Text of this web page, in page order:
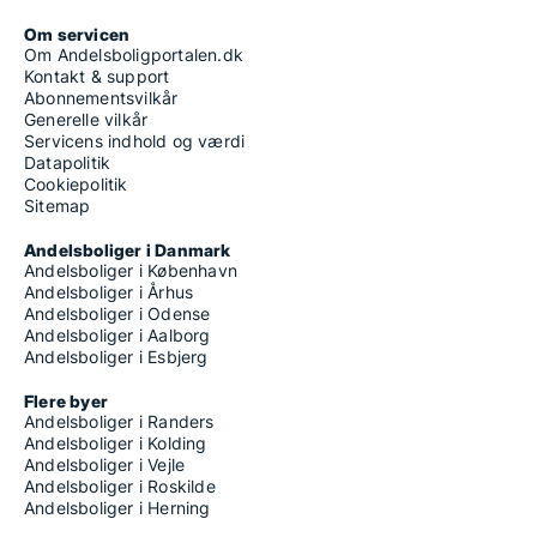
Om servicen
Om Andelsboligportalen.dk
Kontakt & support
Abonnementsvilkår
Generelle vilkår
Servicens indhold og værdi
Datapolitik
Cookiepolitik
Sitemap
Andelsboliger i Danmark
Andelsboliger i København
Andelsboliger i Århus
Andelsboliger i Odense
Andelsboliger i Aalborg
Andelsboliger i Esbjerg
Flere byer
Andelsboliger i Randers
Andelsboliger i Kolding
Andelsboliger i Vejle
Andelsboliger i Roskilde
Andelsboliger i Herning